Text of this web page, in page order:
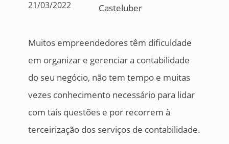
21/03/2022
Casteluber
Muitos empreendedores têm dificuldade
em organizar e gerenciar a contabilidade
do seu negócio, não tem tempo e muitas
vezes conhecimento necessário para lidar
com tais questões e por recorrem à
terceirização dos serviços de contabilidade.